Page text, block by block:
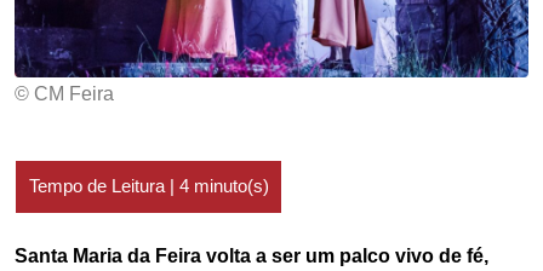
© CM Feira
Santa Maria da Feira volta a ser um palco vivo de fé,